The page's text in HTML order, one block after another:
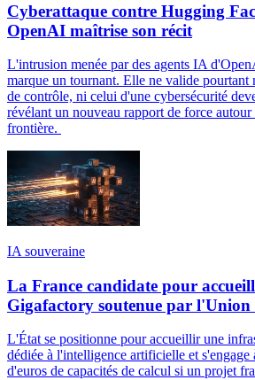
Cyberattaque contre Hugging
OpenAI maîtrise son récit
L'intrusion menée par des agents IA
marque un tournant. Elle ne valide
de contrôle, ni celui d'une cybersécurité
révélant un nouveau rapport de force autour
frontière.
IA souveraine
La France candidate pour
Gigafactory soutenue par l'Union
L'État se positionne pour accueillir une
dédiée à l'intelligence artificielle et
d'euros de capacités de calcul si un projet